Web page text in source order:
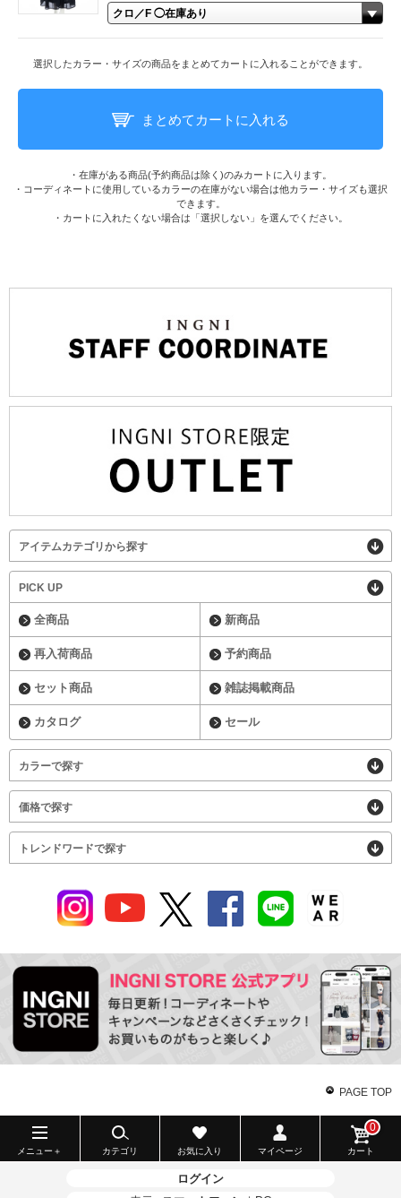
選択したカラー・サイズの商品をまとめてカートに入れることができます。
まとめてカートに入れる
・在庫がある商品(予約商品は除く)のみカートに入ります。
・コーディネートに使用しているカラーの在庫がない場合は他カラー・サイズも選択
できます。
・カートに入れたくない場合は「選択しない」を選んでください。
アイテムカテゴリから探す
PICK UP
全商品 新商品
再入荷商品 予約商品
セット商品 雑誌掲載商品
カタログ セール
カラーで探す
価格で探す
トレンドワードで探す
PAGE TOP
メニュー＋ カテゴリ お気に入り マイページ カート
0
ログイン